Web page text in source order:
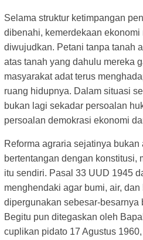
Selama struktur ketimpangan
dibenahi, kemerdekaan ekonomi
diwujudkan. Petani tanpa tanah
atas tanah yang dahulu mereka
masyarakat adat terus
ruang hidupnya. Dalam situasi
bukan lagi sekadar persoalan
persoalan demokrasi ekonomi
Reforma agraria sejatinya
bertentangan dengan konstitusi,
itu sendiri. Pasal 33 UUD 1945
menghendaki agar bumi, air,
dipergunakan sebesar-besarnya
Begitu pun ditegaskan oleh
cuplikan pidato 17 Agustus